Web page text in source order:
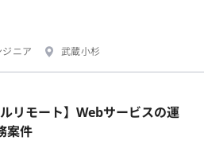
ニア
武蔵小杉
リモート】Webサービスの運
案件